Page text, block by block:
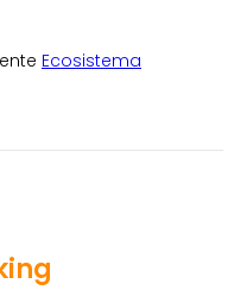
Ecosistema